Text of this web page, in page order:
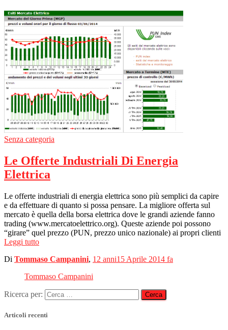
Senza categoria
Le Offerte Industriali Di Energia
Elettrica
Le offerte industriali di energia elettrica sono più semplici da capire
e da effettuare di quanto si possa pensare. La migliore offerta sul
mercato è quella della borsa elettrica dove le grandi aziende fanno
trading (www.mercatoelettrico.org). Queste aziende poi possono
“girare” quel prezzo (PUN, prezzo unico nazionale) ai propri clienti
Leggi tutto
Di Tommaso Campanini, 12 anni15 Aprile 2014 fa
Tommaso Campanini
Ricerca per:
Articoli recenti